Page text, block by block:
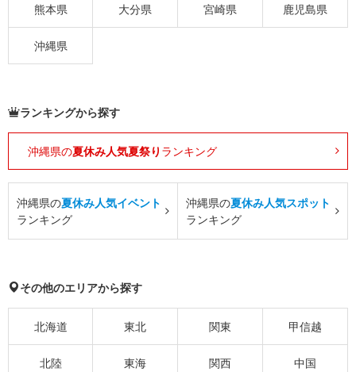
熊本県 大分県 宮崎県 鹿児島県
沖縄県
ランキングから探す
沖縄県の夏休み人気夏祭り ランキング
沖縄県の夏休み人気イベント
ランキング
沖縄県の夏休み人気スポット
ランキング
その他のエリアから探す
北海道 東北 関東 甲信越
北陸 東海 関西 中国